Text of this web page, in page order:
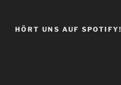
HÖRT UNS AUF SPOTIFY!